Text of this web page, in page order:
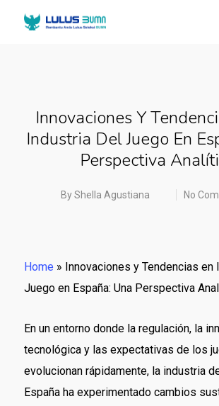
Innovaciones Y
Industria Del Juego En
Perspectiva
ByShella Agustiana No
Home » Innovaciones y Tendencias en
Juego en España: Una Perspectiva
En un entorno donde la regulación, la
tecnológica y las expectativas de los
evolucionan rápidamente, la industria
España ha experimentado cambios